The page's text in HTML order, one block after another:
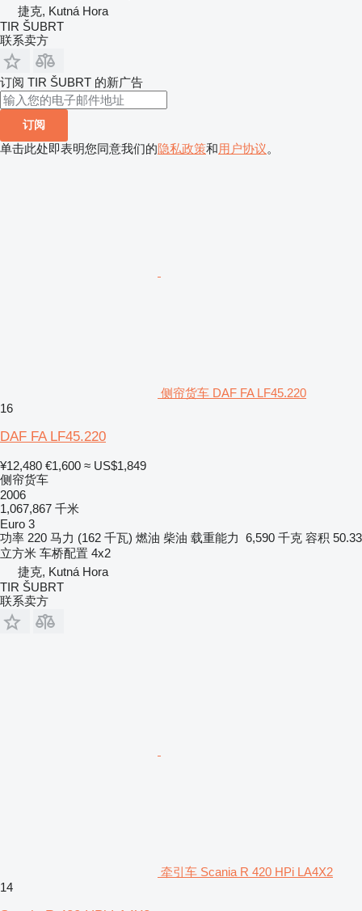
捷克, Kutná Hora
TIR ŠUBRT
联系卖方
订阅 TIR ŠUBRT 的新广告
订阅
单击此处即表明您同意我们的隐私政策和用户协议。
侧帘货车 DAF FA LF45.220
16
DAF FA LF45.220
¥12,480 €1,600 ≈ US$1,849
侧帘货车
2006
1,067,867 千米
Euro 3
功率 220 马力 (162 千瓦) 燃油 柴油 载重能力 6,590 千克 容积 50.33
立方米 车桥配置 4x2
捷克, Kutná Hora
TIR ŠUBRT
联系卖方
牵引车 Scania R 420 HPi LA4X2
14